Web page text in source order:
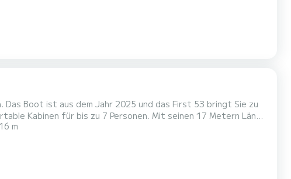
Boot ist aus dem Jahr 2025 und das First 53 bringt Sie zu
Begleiter für einen unvergesslichen Bootsurlaub in der
m